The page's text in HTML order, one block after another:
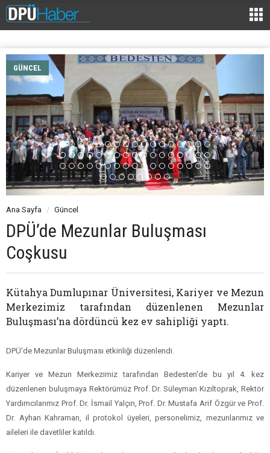
GÜNCEL
DPÜ’de Mezunlar Buluşması
Coşkusu
Kütahya Dumlupınar Üniversitesi, Kariyer ve Mezun
Buluşması’na dördüncü kez ev sahipliği yaptı.
DPÜ'de Mezunlar Buluşması etkinliği düzenlendi.
Kariyer ve Mezun Merkezimiz tarafından Bedesten'de bu yıl 4. kez
düzenlenen buluşmaya Rektörümüz Prof. Dr. Süleyman Kızıltoprak, Rektör
Yardımcılarımız Prof. Dr. İsmail Yalçın, Prof. Dr. Mustafa Arif Özgür ve Prof.